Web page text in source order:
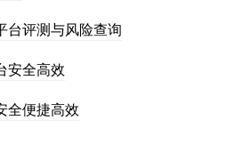
台评测与风险查询
安全高效
全便捷高效